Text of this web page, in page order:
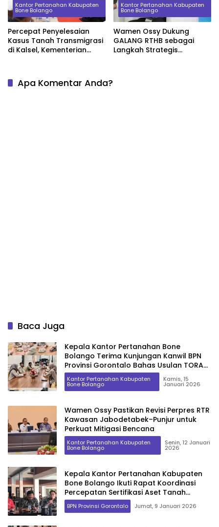
Kantor Pertanahan Kabupaten
Bone Bolango
Percepat Penyelesaian
Kasus Tanah Transmigrasi
di Kalsel, Kementerian
Kantor Pertanahan Kabupaten
Bone Bolango
Wamen Ossy Dukung
GALANG RTHB sebagai
Langkah Strategis
Apa Komentar Anda?
Baca Juga
Kepala Kantor Pertanahan Bone
Bolango Terima Kunjungan Kanwil BPN
Provinsi Gorontalo Bahas Usulan TORA
dan Redistribusi Tanah TA 2027
Kantor Pertanahan Kabupaten
Bone Bolango
Kamis, 15
Januari 2026
Wamen Ossy Pastikan Revisi Perpres RTR
Kawasan Jabodetabek–Punjur untuk
Perkuat Mitigasi Bencana
Kantor Pertanahan Kabupaten
Bone Bolango
Senin, 12 Januari
2026
Kepala Kantor Pertanahan Kabupaten
Bone Bolango Ikuti Rapat Koordinasi
Percepatan Sertifikasi Aset Tanah
Pemerintah Daerah
BPN Provinsi Gorontalo Jumat, 9 Januari 2026